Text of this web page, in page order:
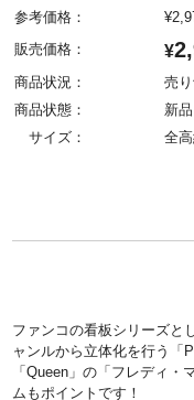
参考価格：
¥
販売価格：
¥
商品状況：
売
商品状態：
新品
サイズ：
全
ファンコの看板シリーズと
ャンルから立体化を行う「
「Queen」の「フレディ
ムもポイントです！